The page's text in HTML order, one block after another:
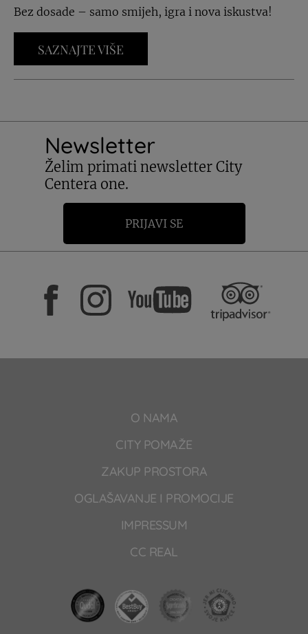
Bez dosade – samo smijeh, igra i nova iskustva!
SAZNAJTE VIŠE
Newsletter
Želim primati newsletter City
Centera one.
PRIJAVI SE
O NAMA
CITY POMAŽE
ZAKUP PROSTORA
OGLAŠAVANJE I PROMOCIJE
IMPRESSUM
CC REAL